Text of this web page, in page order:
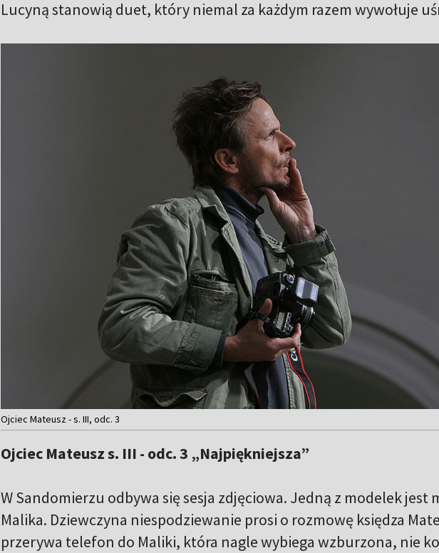
Lucyną stanowią duet, który niemal za każdym razem wywołuje
Ojciec Mateusz - s. III, odc. 3
Ojciec Mateusz s. III - odc. 3 „Najpiękniejsza”
W Sandomierzu odbywa się sesja zdjęciowa. Jedną z modelek jest
Malika. Dziewczyna niespodziewanie prosi o rozmowę księdza
przerywa telefon do Maliki, która nagle wybiega wzburzona, nie